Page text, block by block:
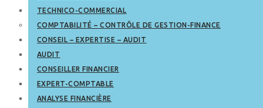
TECHNICO-COMMERCIAL
COMPTABILITÉ – CONTRÔLE DE GESTION-FINANCE
CONSEIL – EXPERTISE – AUDIT
AUDIT
CONSEILLER FINANCIER
EXPERT-COMPTABLE
ANALYSE FINANCIÈRE